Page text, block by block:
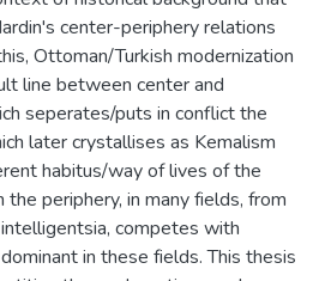
center-periphery relations
Ottoman/Turkish modernization
line between center and
seperates/puts in conflict the
later crystallises as Kemalism
habitus/way of lives of the
periphery, in many fields, from
competes with
in these fields. This thesis